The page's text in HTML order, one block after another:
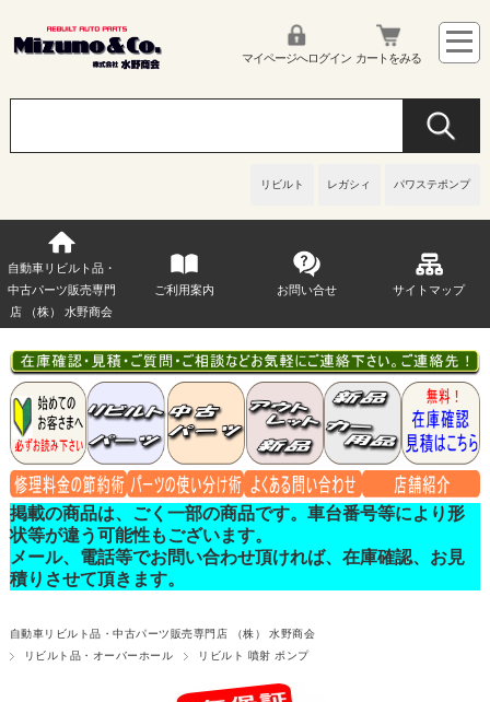
リビルト レガシィ パワステポンプ
マイページへログイン カートをみる
自動車リビルト品・
中古パーツ販売専門
店 （株） 水野商会
ご利用案内 お問い合せ サイトマップ
掲載の商品は、ごく一部の商品です。車台番号等により形
状等が違う可能性もございます。
メール、電話等でお問い合わせ頂ければ、在庫確認、お見
積りさせて頂きます。
自動車リビルト品・中古パーツ販売専門店 （株） 水野商会
リビルト品・オーバーホール
リビルト 噴射 ポンプ